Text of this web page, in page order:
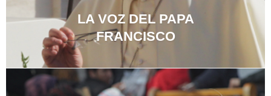
LA VOZ DEL PAPA
FRANCISCO